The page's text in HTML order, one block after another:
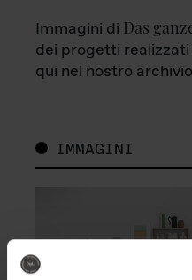
Immagini di Das
dei progetti
qui nel nostro
IMMAGINI